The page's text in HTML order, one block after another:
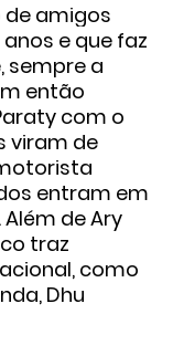
amigos
e que faz
sempre a
então
com o
viram de
entram em
de Ary
traz
como
Dhu